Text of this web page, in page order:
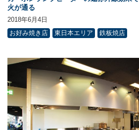
火が通る
2018年6月4日
お好み焼き店
東日本エリア 鉄板焼店